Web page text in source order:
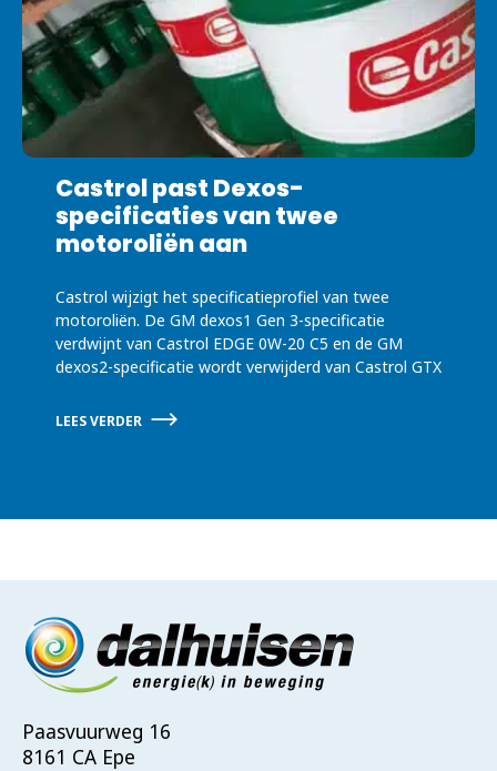
Castrol past Dexos-
specificaties van twee
motoroliën aan
Castrol wijzigt het specificatieprofiel van twee
motoroliën. De GM dexos1 Gen 3-specificatie
verdwijnt van Castrol EDGE 0W-20 C5 en de GM
dexos2-specificatie wordt verwijderd van Castrol GTX
LEES VERDER
Paasvuurweg 16
8161 CA Epe